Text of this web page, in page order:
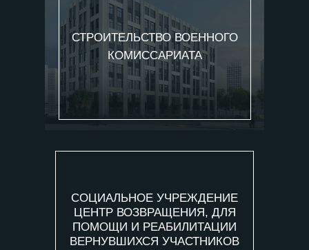
СОЦИАЛЬНОЕ УЧРЕЖДЕНИЕ
ЦЕНТР ВОЗВРАЩЕНИЯ, ДЛЯ
ПОМОЩИ И РЕАБИЛИТАЦИИ
ВЕРНУВШИХСЯ УЧАСТНИКОВ
СТРОИТЕЛЬСТВО ВОЕННОГО
КОМИССАРИАТА